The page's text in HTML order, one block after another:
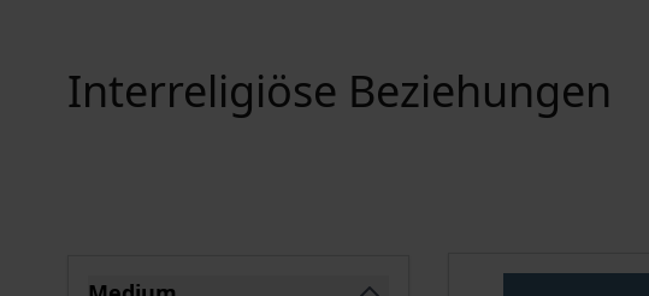
Interreligiöse Beziehungen